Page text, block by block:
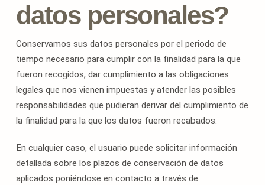
datos personales?
Conservamos sus datos personales por el periodo de
tiempo necesario para cumplir con la finalidad para la que
fueron recogidos, dar cumplimiento a las obligaciones
legales que nos vienen impuestas y atender las posibles
responsabilidades que pudieran derivar del cumplimiento de
la finalidad para la que los datos fueron recabados.
En cualquier caso, el usuario puede solicitar información
detallada sobre los plazos de conservación de datos
aplicados poniéndose en contacto a través de